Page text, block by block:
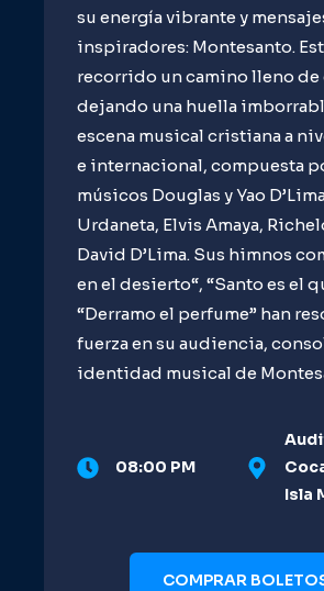
su energía vibrante y
inspiradores: Montesanto.
recorrido un camino lleno de
dejando una huella
escena musical cristiana a
e internacional, compuesta
músicos Douglas y Yao
Urdaneta, Elvis Amaya,
David D’Lima. Sus himnos
en el desierto“, “Santo es el
“Derramo el perfume” han
fuerza en su audiencia,
identidad musical de
08:00 PM
Isla
COMPRAR